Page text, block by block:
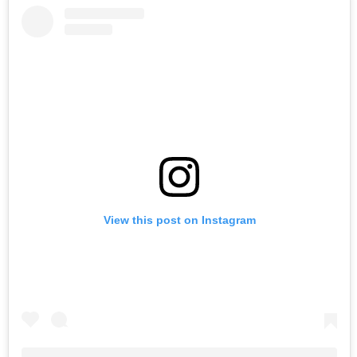
View this post on Instagram